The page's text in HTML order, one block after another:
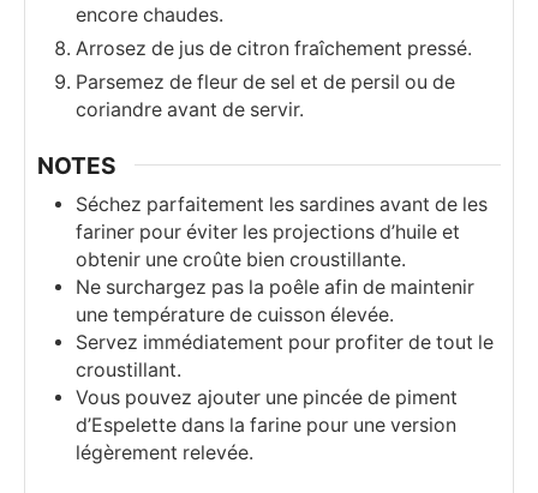
encore chaudes.
Arrosez de jus de citron fraîchement pressé.
Parsemez de fleur de sel et de persil ou de
coriandre avant de servir.
NOTES
Séchez parfaitement les sardines avant de les
fariner pour éviter les projections d’huile et
obtenir une croûte bien croustillante.
Ne surchargez pas la poêle afin de maintenir
une température de cuisson élevée.
Servez immédiatement pour profiter de tout le
croustillant.
Vous pouvez ajouter une pincée de piment
d’Espelette dans la farine pour une version
légèrement relevée.